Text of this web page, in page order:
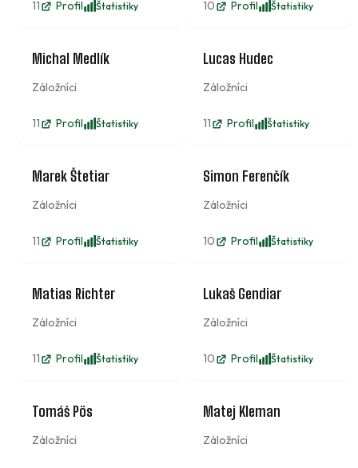
11 Profil Štatistiky 10 Profil Štatistiky
Michal Medlík
Záložníci
11 Profil Štatistiky
Lucas Hudec
Záložníci
11 Profil Štatistiky
Marek Štetiar
Záložníci
11 Profil Štatistiky
Simon Ferenčík
Záložníci
10 Profil Štatistiky
Matias Richter
Záložníci
11 Profil Štatistiky
Lukaš Gendiar
Záložníci
10 Profil Štatistiky
Tomáš Pös
Záložníci
Matej Kleman
Záložníci